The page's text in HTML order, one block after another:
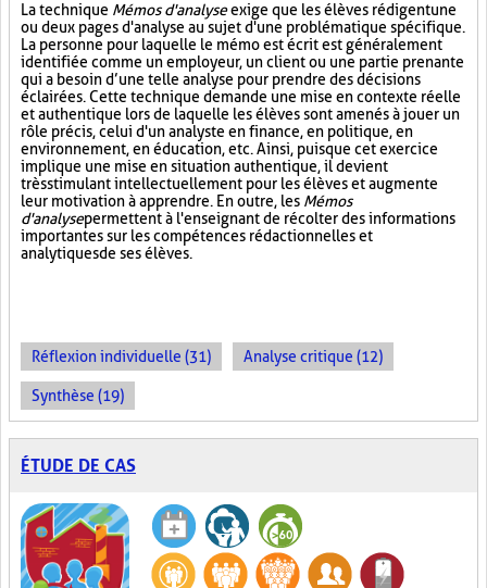
La technique Mémos d'analyseexige que les élèves rédigent une
ou deux pages d'analyse au sujet d'une problématique spécifique.
La personne pour laquelle le mémo est écrit est généralement
identifiée comme un employeur, un client ou une partie prenante
qui a besoin d’une telle analyse pour prendre des décisions
éclairées. Cette technique demande une mise en contexte réelle
et authentique lors de laquelle les élèves sont amenés à jouer un
rôle précis, celui d'un analyste en finance, en politique, en
environnement, en éducation, etc. Ainsi, puisque cet exercice
implique une mise en situation authentique, il devient
très stimulant intellectuellement pour les élèves et augmente
leur motivation à apprendre. En outre, les Mémos
d'analysepermettent à l'enseignant de récolter des informations
importantes sur les compétences rédactionnelles et
analytiques de ses élèves.
Réflexion individuelle (31) Analyse critique (12)
Synthèse (19)
ÉTUDE DE CAS